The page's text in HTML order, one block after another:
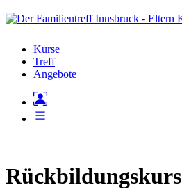
Kurse
Treff
Angebote
Rückbildungskurs